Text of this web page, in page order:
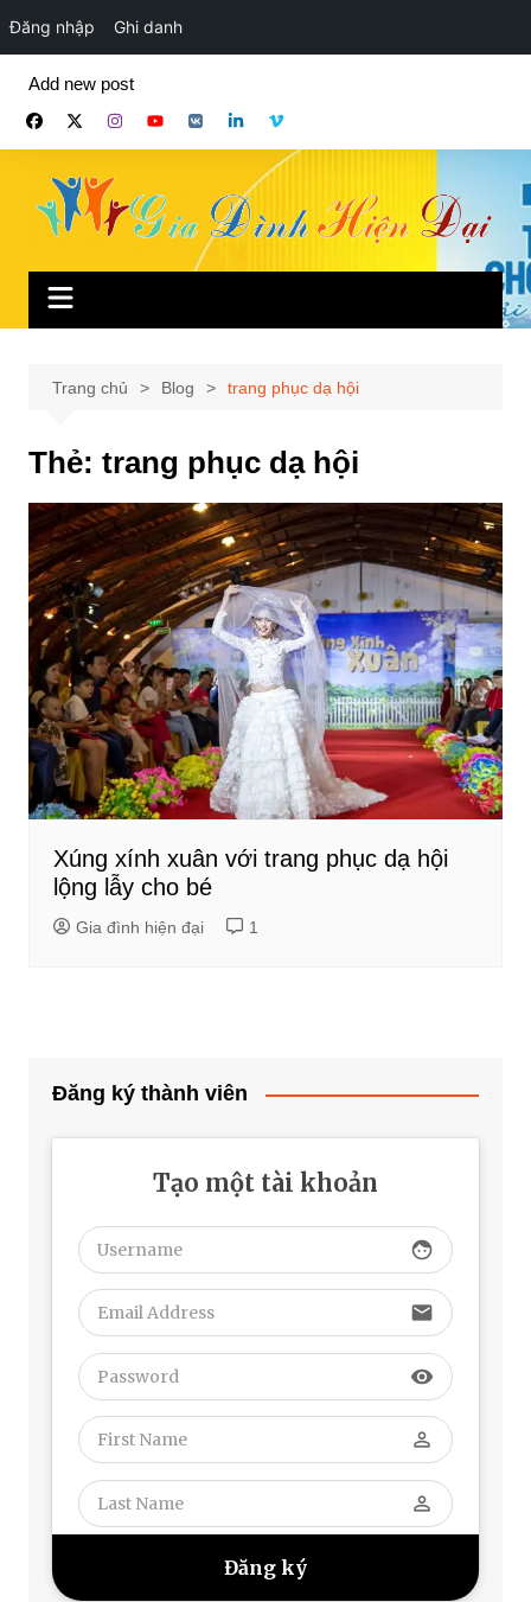
Đăng nhập Ghi danh
phần
Add new post
Trang chủ Blog trang phục dạ hội
Thẻ: trang phục dạ hội
Xúng xính xuân với trang phục dạ hội
lộng lẫy cho bé
Gia đình hiện đại 1
Đăng ký thành viên
Tạo một tài khoản
face
email
visibility
perm_identity
perm_identity